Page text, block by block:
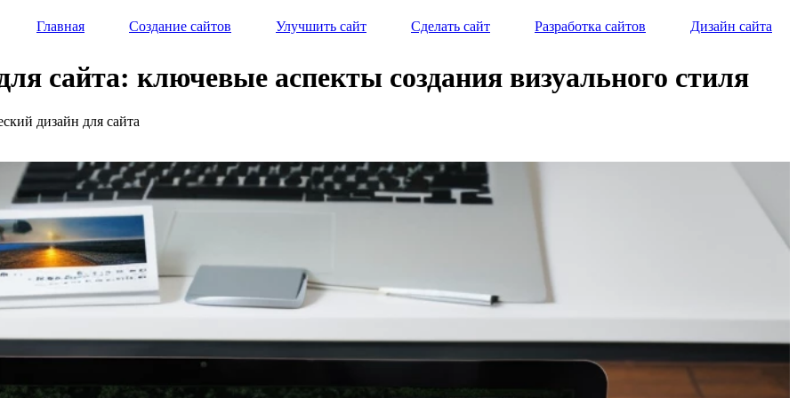
Главная Создание сайтов Улучшить сайт Сделать сайт Разработка сайтов Дизайн сайта
сайта: ключевые аспекты создания визуального стиля
дизайн для сайта